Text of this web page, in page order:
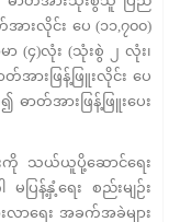
ားလိုင်း ပေ (၁၁,၇၀၀)
(၄)လုံး (သုံးစွဲ ၂ လုံး၊
အားဖြန့်ဖြူးလိုင်း ပေ
တ်အားဖြန့်ဖြူးပေး
ယ်ယူပို့ဆောင်ရေး
ပြန့်နှံ့ရေး စည်းမျဉ်း
ရေး အခက်အခဲများ